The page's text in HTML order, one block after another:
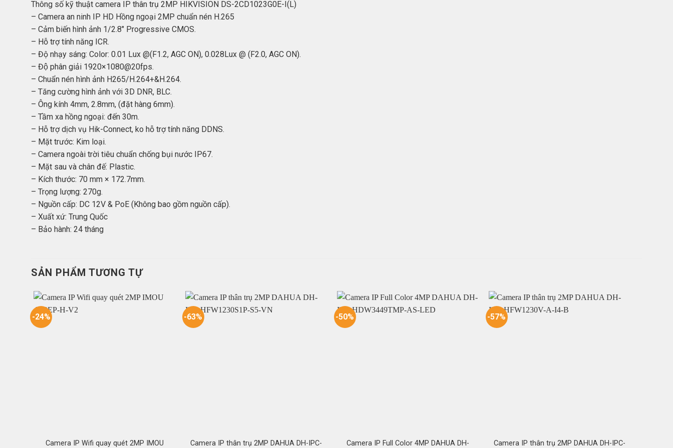
Thông số kỹ thuật camera IP thân trụ 2MP HIKVISION DS-2CD1023G0E-I(L)
– Camera an ninh IP HD Hồng ngoại 2MP chuẩn nén H.265
– Cảm biến hình ảnh 1/2.8″ Progressive CMOS.
– Hỗ trợ tính năng ICR.
– Độ nhạy sáng: Color: 0.01 Lux @(F1.2, AGC ON), 0.028Lux @ (F2.0, AGC ON).
– Độ phân giải 1920×1080@20fps.
– Chuẩn nén hình ảnh H265/H.264+&H.264.
– Tăng cường hình ảnh với 3D DNR, BLC.
– Ông kính 4mm, 2.8mm, (đặt hàng 6mm).
– Tầm xa hồng ngoại: đến 30m.
– Hỗ trợ dịch vụ Hik-Connect, ko hỗ trợ tính năng DDNS.
– Mặt trước: Kim loại.
– Camera ngoài trời tiêu chuẩn chống bụi nước IP67.
– Mặt sau và chân đế: Plastic.
– Kích thước: 70 mm × 172.7mm.
– Trọng lượng: 270g.
– Nguồn cấp: DC 12V & PoE (Không bao gồm nguồn cấp).
– Xuất xứ: Trung Quốc
– Bảo hành: 24 tháng
SẢN PHẨM TƯƠNG TỰ
-24%
Camera IP Wifi quay quét 2MP IMOU
-63%
Camera IP thân trụ 2MP DAHUA DH-IPC-
-50%
Camera IP Full Color 4MP DAHUA DH-
-57%
Camera IP thân trụ 2MP DAHUA DH-IPC-